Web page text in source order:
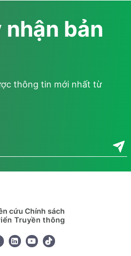
là cơ sở để các bên trao đổi và đề
chuyển đổi số trong lĩnh vực khoa
bản
thông tin mới nhất từ